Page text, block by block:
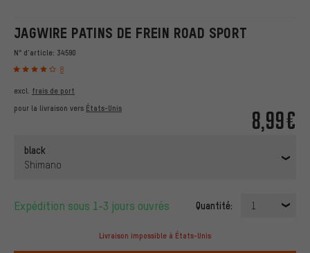
JAGWIRE PATINS DE FREIN ROAD SPORT
N° d'article: 34590
8
8,99€
excl. frais de port
pour la livraison vers États-Unis
black
Shimano
Expédition sous 1-3 jours ouvrés Quantité: 1
Livraison impossible à États-Unis